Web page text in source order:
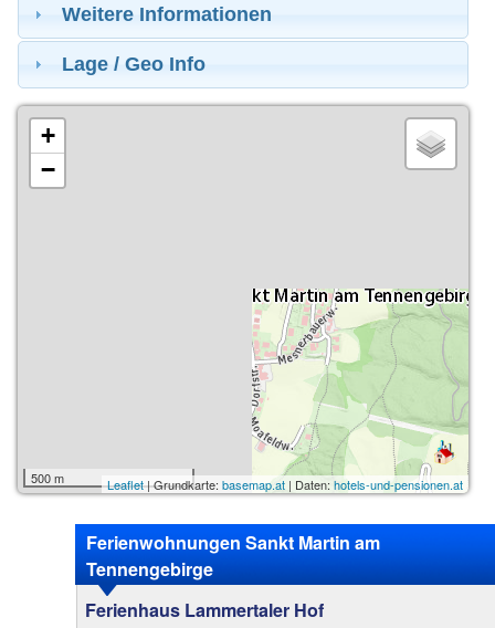
Weitere Informationen
Lage / Geo Info
+
−
500 m Leaflet| Grundkarte: basemap.at| Daten: hotels-und-pensionen.at
Ferienwohnungen Sankt Martin am
Tennengebirge
Ferienhaus Lammertaler Hof